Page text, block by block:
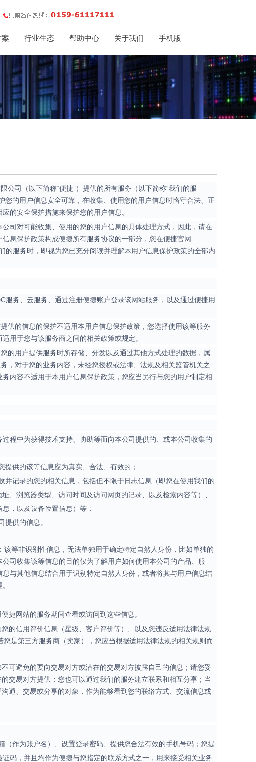
案 行业生态 帮助中心 关于我们 手机版
公司（以下简称“便捷”）提供的所有服务（以下简称“我们的服
的用户信息安全可靠，在收集、使用您的用户信息时恪守合法、正
的安全保护措施来保护您的用户信息。
司对可能收集、使用的您的用户信息的具体处理方式，因此，请在
息保护政策构成便捷所有服务协议的一部分，您在便捷官网
的服务时，即视为您已充分阅读并理解本用户信息保护政策的全部内
务、云服务、通过注册便捷账户登录该网站服务，以及通过便捷用
供的信息的保护不适用本用户信息保护政策，您选择使用该等服务
用于您与该服务商之间的相关政策或规定。
的用户提供服务时所存储、分发以及通过其他方式处理的数据，属
，对于您的业务内容，未经您授权或法律、法规及相关监管机关之
内容不适用于本用户信息保护政策，您应当另行与您的用户制定相
程中为获得技术支持、协助等而向本公司提供的、或本公司收集的
供的该等信息应为真实、合法、有效的；
记录的您的相关信息，包括但不限于日志信息（即您在使用我们的
、浏览器类型、访问时间及访问网页的记录、以及检索内容等）、
，以及设备位置信息）等；
供的信息。
等非识别性信息，无法单独用于确定特定自然人身份，比如单独的
司收集该等信息的目的仅为了解用户如何使用本公司的产品、服
与其他信息结合用于识别特定自然人身份，或者将其与用户信息结
捷网站的服务期间查看或访问到这些信息。
的信用评价信息（星级、客户评价等）、以及您违反适用法律法规
是第三方服务商（卖家），您应当根据适用法律法规的相关规则而
可避免的要向交易对方或潜在的交易对方披露自己的信息；请您妥
交易对方提供；您也可以通过我们的服务建立联系和相互分享；当
通、交易或分享的对象，作为能够看到您的联络方式、交流信息或
作为账户名）、设置登录密码、提供您合法有效的手机号码；您提
码，并且均作为便捷与您指定的联系方式之一，用来接受相关业务